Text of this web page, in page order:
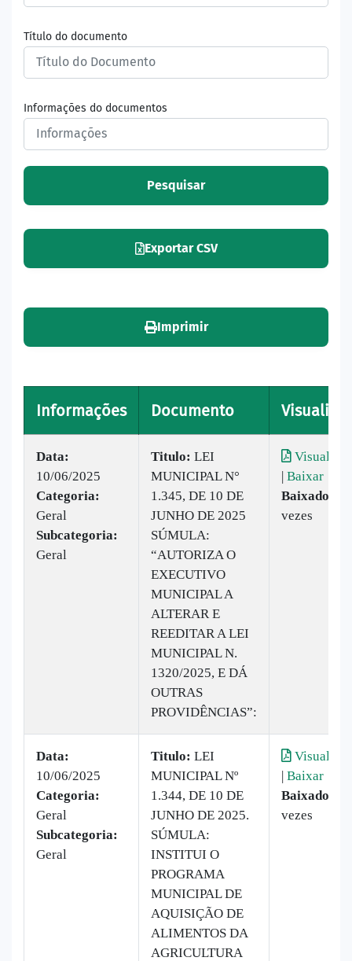
Título do documento
Informações do documentos
Pesquisar
Exportar CSV
Imprimir
Informações Documento Visualizar
Data:
10/06/2025
Categoria:
Geral
Subcategoria:
Geral
Titulo: LEI
MUNICIPAL N°
1.345, DE 10 DE
JUNHO DE 2025
SÚMULA:
“AUTORIZA O
EXECUTIVO
MUNICIPAL A
ALTERAR E
REEDITAR A LEI
MUNICIPAL N.
1320/2025, E DÁ
OUTRAS
PROVIDÊNCIAS”:
Visualizar
| Baixar
Baixado:
vezes
Data:
10/06/2025
Categoria:
Geral
Subcategoria:
Geral
Titulo: LEI
MUNICIPAL Nº
1.344, DE 10 DE
JUNHO DE 2025.
SÚMULA:
INSTITUI O
PROGRAMA
MUNICIPAL DE
AQUISIÇÃO DE
ALIMENTOS DA
AGRICULTURA
Visualizar
| Baixar
Baixado:
vezes